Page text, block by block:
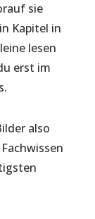
sie
Kapitel in
lesen
erst im
also